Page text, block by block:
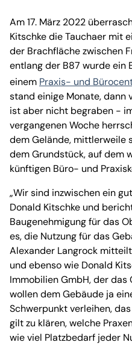
Am 17. März 2022
Kitschke die Tauchaer mit
der Brachfläche zwischen
entlang der B87 wurde ein
einem Praxis- und
stand einige Monate, dann
ist aber nicht begraben -
vergangenen Woche
dem Gelände, mittlerweile
dem Grundstück, auf dem
künftigen Büro- und
„Wir sind inzwischen ein
Donald Kitschke und
Baugenehmigung für das
es, die Nutzung für das
Alexander Langrock
und ebenso wie Donald
Immobilien GmbH, der das
wollen dem Gebäude ja
Schwerpunkt verleihen,
gilt zu klären, welche
wie viel Platzbedarf jeder